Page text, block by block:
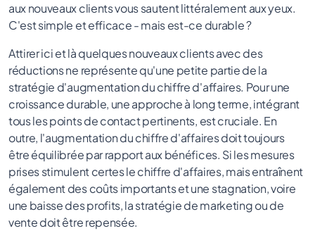
aux nouveaux clients vous sautent littéralement aux yeux.
C'est simple et efficace - mais est-ce durable ?
Attirer ici et là quelques nouveaux clients avec des
réductions ne représente qu'une petite partie de la
stratégie d'augmentation du chiffre d'affaires. Pour une
croissance durable, une approche à long terme, intégrant
tous les points de contact pertinents, est cruciale. En
outre, l'augmentation du chiffre d'affaires doit toujours
être équilibrée par rapport aux bénéfices. Si les mesures
prises stimulent certes le chiffre d'affaires, mais entraînent
également des coûts importants et une stagnation, voire
une baisse des profits, la stratégie de marketing ou de
vente doit être repensée.